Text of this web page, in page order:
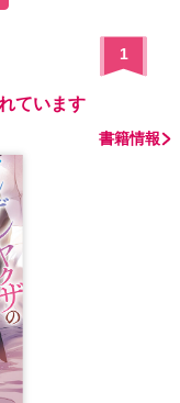
1
ています
書籍情報